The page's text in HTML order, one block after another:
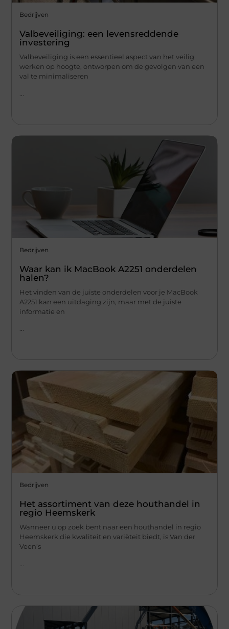
Bedrijven
Valbeveiliging: een levensreddende
investering
Valbeveiliging is een essentieel aspect van het veilig
werken op hoogte, ontworpen om de gevolgen van een
val te minimaliseren
Bedrijven
Waar kan ik MacBook A2251 onderdelen
halen?
Het vinden van de juiste onderdelen voor je MacBook
A2251 kan een uitdaging zijn, maar met de juiste
informatie en
...
Bedrijven
Het assortiment van deze houthandel in
regio Heemskerk
Wanneer u op zoek bent naar een houthandel in regio
Heemskerk die kwaliteit en variëteit biedt, is Van der
Veen’s